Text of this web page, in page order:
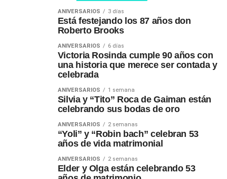
ANIVERSARIOS 3 días
Está festejando los 87 años don
Roberto Brooks
ANIVERSARIOS 6 días
Victoria Rosinda cumple 90 años con
una historia que merece ser contada y
celebrada
ANIVERSARIOS 1 semana
Silvia y “Tito” Roca de Gaiman están
celebrando sus bodas de oro
ANIVERSARIOS 2 semanas
“Yoli” y “Robin bach” celebran 53
años de vida matrimonial
ANIVERSARIOS 2 semanas
Elder y Olga están celebrando 53